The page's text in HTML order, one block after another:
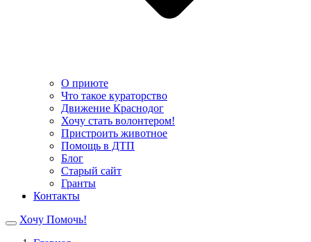
О приюте
Что такое кураторство
Движение Краснодог
Хочу стать волонтером!
Пристроить животное
Помощь в ДТП
Блог
Старый сайт
Гранты
Контакты
Хочу Помочь!